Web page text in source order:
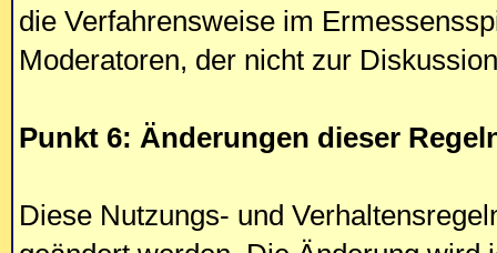
die Verfahrensweise im
Moderatoren, der nicht zur
Punkt 6: Änderungen dieser
Diese Nutzungs- und